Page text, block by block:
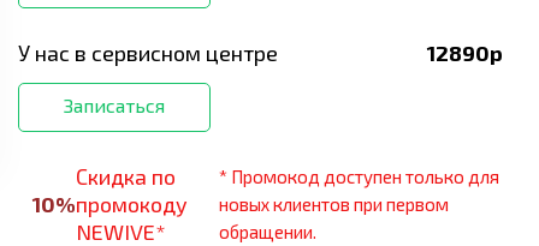
У нас в сервисном центре 12890р
Записаться
10%
Скидка по
промокоду
NEWIVE*
* Промокод доступен только для
новых клиентов при первом
обращении.